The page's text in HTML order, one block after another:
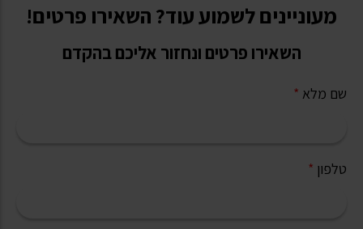
מעוניינים לשמוע עוד? השאירו פרטים!
השאירו פרטים ונחזור אליכם בהקדם
שם מלא *
טלפון *